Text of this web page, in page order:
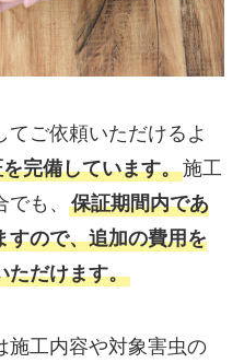
ご依頼いただけるよ
完備しています。施工
も、 保証期間内であ
すので、追加の費用を
ただけます。
施工内容や対象害虫の